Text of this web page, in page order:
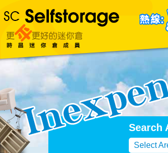
About Us
Search
Select